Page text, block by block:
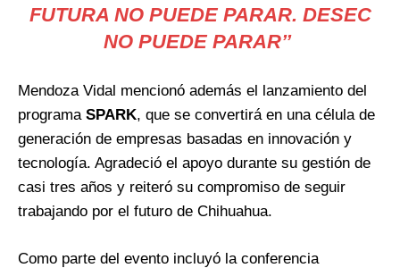
FUTURA NO PUEDE PARAR. DESEC
NO PUEDE PARAR’’
Mendoza Vidal mencionó además el lanzamiento del
programa SPARK, que se convertirá en una célula de
generación de empresas basadas en innovación y
tecnología. Agradeció el apoyo durante su gestión de
casi tres años y reiteró su compromiso de seguir
trabajando por el futuro de Chihuahua.
Como parte del evento incluyó la conferencia